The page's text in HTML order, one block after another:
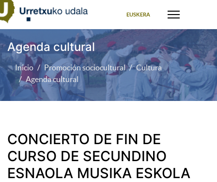
EUSKERA
Agenda cultural
Inicio Promoción sociocultural
Cultura
Agenda cultural
CONCIERTO DE FIN DE
CURSO DE SECUNDINO
ESNAOLA MUSIKA ESKOLA